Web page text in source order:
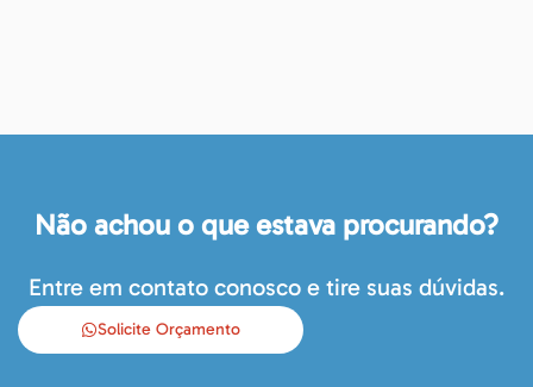
Não achou o que estava procurando?
Entre em contato conosco e tire suas dúvidas.
Solicite Orçamento